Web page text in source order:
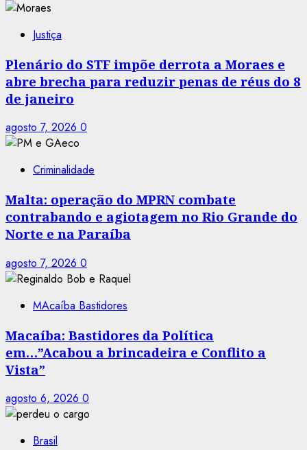
Justiça
Plenário do STF impõe derrota a Moraes e
abre brecha para reduzir penas de réus do 8
de janeiro
agosto 7, 2026 0
Criminalidade
Malta: operação do MPRN combate
contrabando e agiotagem no Rio Grande do
Norte e na Paraíba
agosto 7, 2026 0
MAcaíba Bastidores
Macaíba: Bastidores da Política
em…”Acabou a brincadeira e Conflito a
Vista”
agosto 6, 2026 0
Brasil